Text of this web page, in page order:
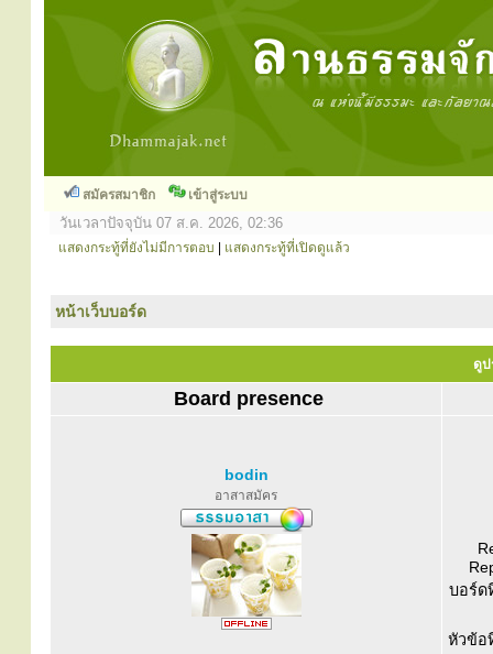
สมัครสมาชิก เข้าสู่ระบบ
วันเวลาปัจจุบัน 07 ส.ค. 2026, 02:36
แสดงกระทู้ที่ยังไม่มีการตอบ แสดงกระทู้ที่เปิดดูแล้ว
หน้าเว็บบอร์ด
ดูป
Board presence
bodin
อาสาสมัคร
บอร์ด
หัวข้อ